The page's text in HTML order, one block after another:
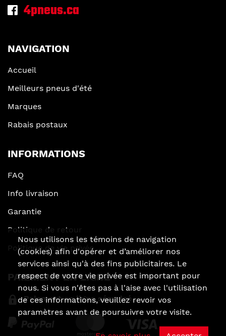
4pneus.ca
NAVIGATION
Accueil
Meilleurs pneus d'été
Marques
Rabais postaux
INFORMATIONS
FAQ
Info livraison
Garantie
Politique de retour
Politique de vie privée
PAIEMENT EN LIGNE
Paiement en ligne sécurisé
Nous utilisons les témoins de navigation
(cookies) afin d'opérer et d’améliorer nos
services ainsi qu'à des fins publicitaires. Le
respect de votre vie privée est important pour
nous. Si vous n'êtes pas à l'aise avec l'utilisation
de ces informations, veuillez revoir vos
paramètres avant de poursuivre votre visite.